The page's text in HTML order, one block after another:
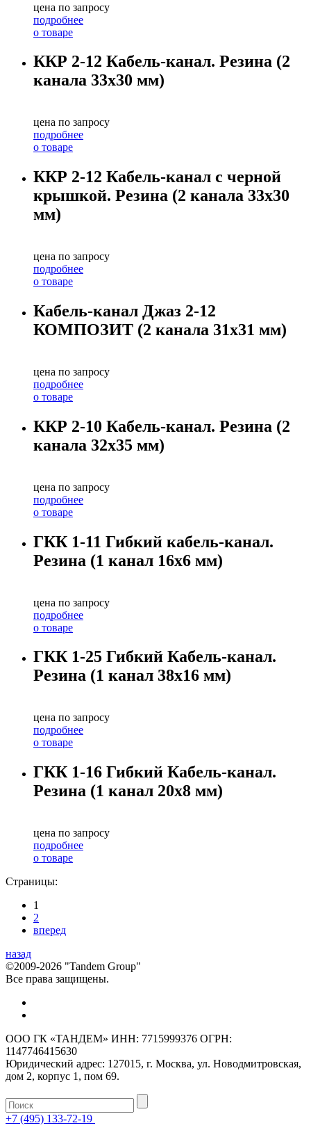
цена по запросу
подробнее
о товаре
ККР 2-12 Кабель-канал. Резина (2
канала 33х30 мм)
цена по запросу
подробнее
о товаре
ККР 2-12 Кабель-канал с черной
крышкой. Резина (2 канала 33х30
мм)
цена по запросу
подробнее
о товаре
Кабель-канал Джаз 2-12
КОМПОЗИТ (2 канала 31х31 мм)
цена по запросу
подробнее
о товаре
ККР 2-10 Кабель-канал. Резина (2
канала 32х35 мм)
цена по запросу
подробнее
о товаре
ГКК 1-11 Гибкий кабель-канал.
Резина (1 канал 16х6 мм)
цена по запросу
подробнее
о товаре
ГКК 1-25 Гибкий Кабель-канал.
Резина (1 канал 38х16 мм)
цена по запросу
подробнее
о товаре
ГКК 1-16 Гибкий Кабель-канал.
Резина (1 канал 20х8 мм)
цена по запросу
подробнее
о товаре
Страницы:
1
2
вперед
назад
©2009-2026 "Tandem Group"
Все права защищены.
ООО ГК «ТАНДЕМ» ИНН: 7715999376 ОГРН:
1147746415630
Юридический адрес: 127015, г. Москва, ул. Новодмитровская,
дом 2, корпус 1, пом 69.
+7 (495) 133-72-19